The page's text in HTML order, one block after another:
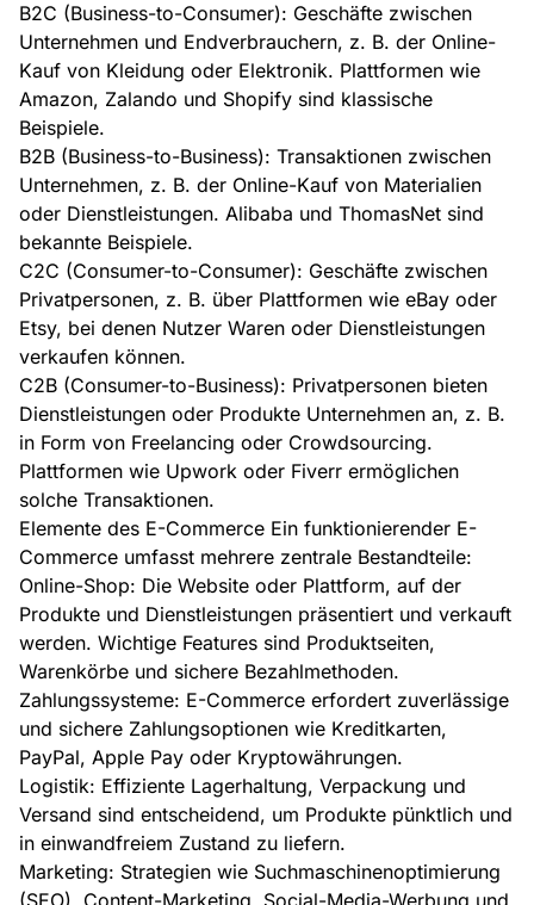
B2C (Business-to-Consumer): Geschäfte zwischen
Unternehmen und Endverbrauchern, z. B. der Online-
Kauf von Kleidung oder Elektronik. Plattformen wie
Amazon, Zalando und Shopify sind klassische
Beispiele.
B2B (Business-to-Business): Transaktionen zwischen
Unternehmen, z. B. der Online-Kauf von Materialien
oder Dienstleistungen. Alibaba und ThomasNet sind
bekannte Beispiele.
C2C (Consumer-to-Consumer): Geschäfte zwischen
Privatpersonen, z. B. über Plattformen wie eBay oder
Etsy, bei denen Nutzer Waren oder Dienstleistungen
verkaufen können.
C2B (Consumer-to-Business): Privatpersonen bieten
Dienstleistungen oder Produkte Unternehmen an, z. B.
in Form von Freelancing oder Crowdsourcing.
Plattformen wie Upwork oder Fiverr ermöglichen
solche Transaktionen.
Elemente des E-Commerce Ein funktionierender E-
Commerce umfasst mehrere zentrale Bestandteile:
Online-Shop: Die Website oder Plattform, auf der
Produkte und Dienstleistungen präsentiert und verkauft
werden. Wichtige Features sind Produktseiten,
Warenkörbe und sichere Bezahlmethoden.
Zahlungssysteme: E-Commerce erfordert zuverlässige
und sichere Zahlungsoptionen wie Kreditkarten,
PayPal, Apple Pay oder Kryptowährungen.
Logistik: Effiziente Lagerhaltung, Verpackung und
Versand sind entscheidend, um Produkte pünktlich und
in einwandfreiem Zustand zu liefern.
Marketing: Strategien wie Suchmaschinenoptimierung
(SEO), Content-Marketing, Social-Media-Werbung und